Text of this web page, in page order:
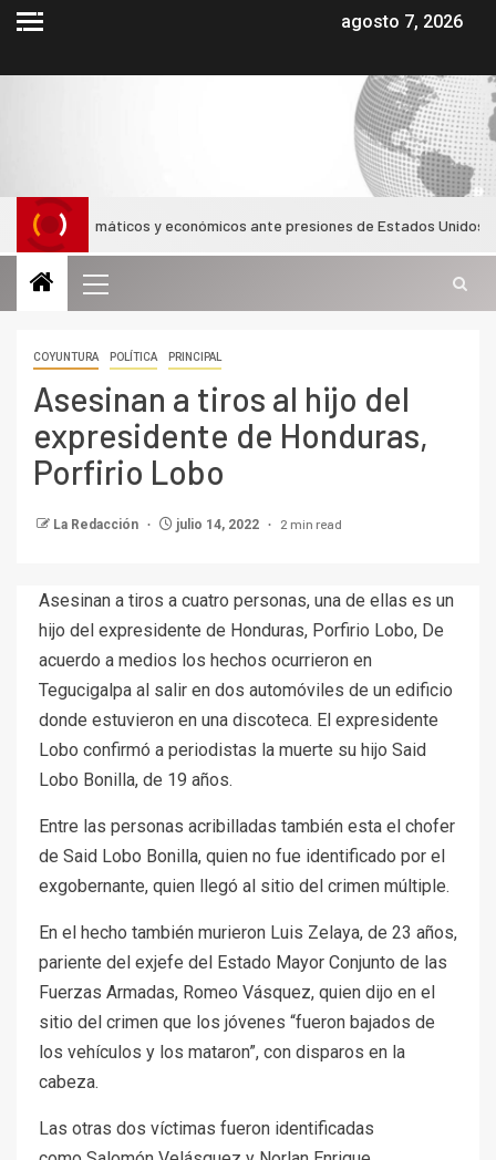
agosto 7, 2026
diplomáticos y económicos ante presiones de Estados Unidos
COYUNTURA POLÍTICA PRINCIPAL
Asesinan a tiros al hijo del
expresidente de Honduras,
Porfirio Lobo
La Redacción julio 14, 2022 2 min read
Asesinan a tiros a cuatro personas, una de ellas es un
hijo del expresidente de Honduras, Porfirio Lobo, De
acuerdo a medios los hechos ocurrieron en
Tegucigalpa al salir en dos automóviles de un edificio
donde estuvieron en una discoteca. El expresidente
Lobo confirmó a periodistas la muerte su hijo Said
Lobo Bonilla, de 19 años.
Entre las personas acribilladas también esta el chofer
de Said Lobo Bonilla, quien no fue identificado por el
exgobernante, quien llegó al sitio del crimen múltiple.
En el hecho también murieron Luis Zelaya, de 23 años,
pariente del exjefe del Estado Mayor Conjunto de las
Fuerzas Armadas, Romeo Vásquez, quien dijo en el
sitio del crimen que los jóvenes “fueron bajados de
los vehículos y los mataron”, con disparos en la
cabeza.
Las otras dos víctimas fueron identificadas